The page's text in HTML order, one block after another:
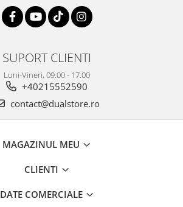
SUPORT CLIENTI
Luni-Vineri, 09.00 - 17.00
+40215552590
contact@dualstore.ro
MAGAZINUL MEU
CLIENTI
DATE COMERCIALE